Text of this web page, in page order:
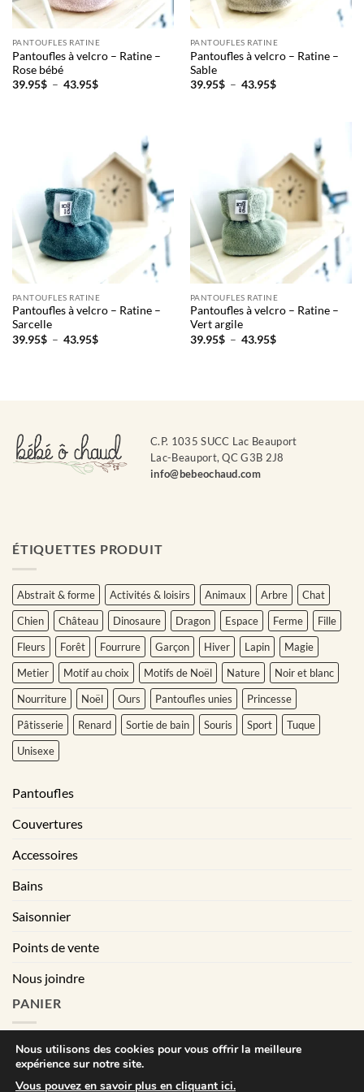
PANTOUFLES RATINE
Pantoufles à velcro – Ratine –
Rose bébé
39.95$ – 43.95$Plage
PANTOUFLES RATINE
Pantoufles à velcro – Ratine –
Sable
39.95$ – 43.95$Plage
PANTOUFLES RATINE
Pantoufles à velcro – Ratine –
Sarcelle
39.95$ – 43.95$Plage
PANTOUFLES RATINE
Pantoufles à velcro – Ratine –
Vert argile
39.95$ – 43.95$Plage
C.P. 1035 SUCC Lac Beauport
Lac-Beauport, QC G3B 2J8
info@bebeochaud.com
ÉTIQUETTES PRODUIT
Abstrait & forme Activités & loisirs Animaux Arbre
Chat
Chien
Château Dinosaure Dragon Espace Ferme
Fille
Fleurs
Forêt Fourrure Garçon Hiver Lapin
Magie
Metier
Motif au choix Motifs de Noël Nature
Noir et blanc
Nourriture
Noël Ours Pantoufles unies
Princesse
Pâtisserie
Renard Sortie de bain Souris Sport
Tuque
Unisexe
Pantoufles
Couvertures
Accessoires
Bains
Saisonnier
Points de vente
Nous joindre
PANIER
Conditions générales de vente
Nous utilisons des cookies pour vous offrir la meilleure
expérience sur notre site.
Vous pouvez en savoir plus en cliquant ici.
Nom*
Cliquez ici pour obtenir votre 10%